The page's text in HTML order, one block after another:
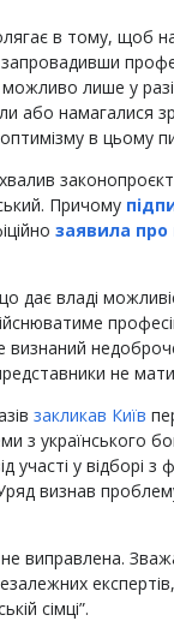
в тому, щоб
лише у
або намагалися
в цьому
Причому
заявила про
дає владі
визнаний
не
закликав Київ
з українського
участі у відборі
визнав
виправлена.
сімці”.